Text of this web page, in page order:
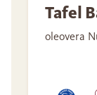
Tafel
oleovera